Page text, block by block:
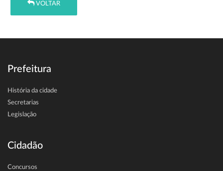
VOLTAR
Prefeitura
História da cidade
Secretarias
Legislação
Cidadão
Concursos